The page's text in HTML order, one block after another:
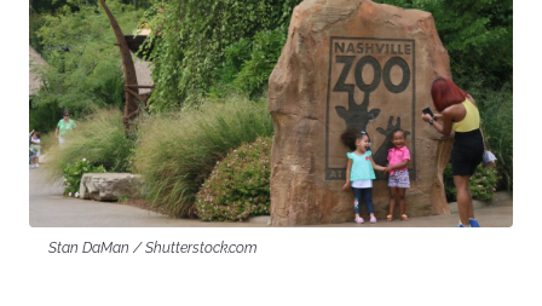
Stan DaMan / Shutterstock.com